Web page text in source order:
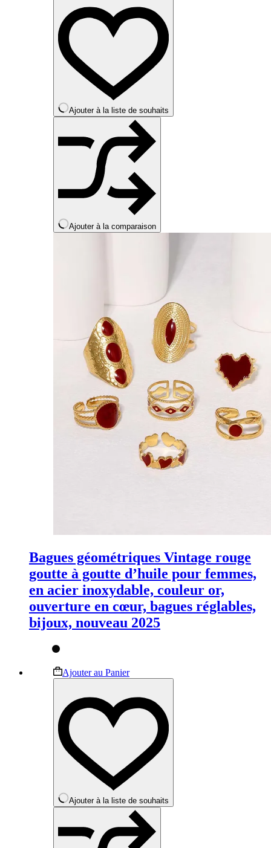
plusieurs
variations.
options
peuvent
être
choisies
sur
page
du
produit
Ajouter à la liste de souhaits
Ajouter à la comparaison
Bagues géométriques Vintage rouge
goutte à goutte d’huile pour femmes,
en acier inoxydable, couleur or,
ouverture en cœur, bagues réglables,
bijoux, nouveau 2025
Ajouter au PanierCe
produit
plusieurs
variations.
options
peuvent
être
choisies
sur
page
du
produit
Ajouter à la liste de souhaits